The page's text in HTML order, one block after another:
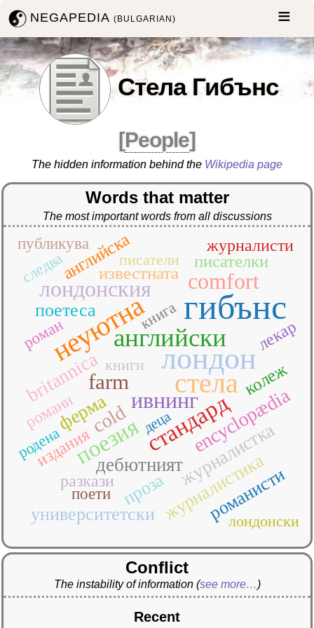
NEGAPEDIA(BULGARIAN)
Стела Гибънс
[People]
The hidden information behind the Wikipedia page
Words that matter
The most important words from all discussions
гибънс
лондон
неуютна
стела
английски
поезиястандард
comfort
ивнинг
лондонския
farm
cold encyclopædia
britannica
дебютниятжурналистка
ферма
журналистика
поетеса
проза романисти
университетски
английскаизвестната
колеж
писателки
журналисти
издания
лекар
разкази
поети
публикува
роман
романи
книга
книги
лондонски
писатели
родена
следва
деца
Conflict
The instability of information (see more…)
Recent